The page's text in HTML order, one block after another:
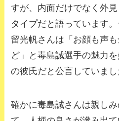
すが、内面だけでなく外
タイプだと語っています
留光帆さんは「お顔も声
ど」と毒島誠選手の魅力
の彼氏だと公言していまし
確かに毒島誠さんは親し